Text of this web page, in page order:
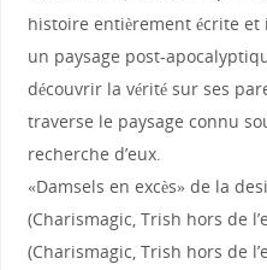
histoire entièrement écrite et
un paysage post-
découvrir la vérité sur ses
traverse le paysage connu
recherche d’eux.
«Damsels en excès» de la
(Charismagic, Trish hors de
(Charismagic, Trish hors de